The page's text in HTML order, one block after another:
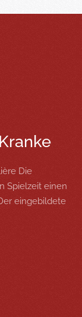
Die
Spielzeit einen
eingebildete